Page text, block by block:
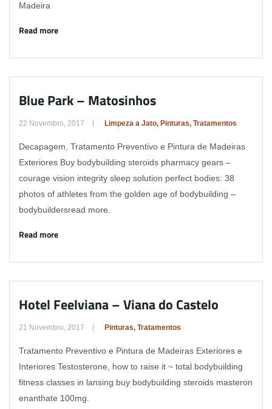
Madeira
Read more
Blue Park – Matosinhos
22 Novembro, 2017 Limpeza a Jato, Pinturas, Tratamentos
Decapagem, Tratamento Preventivo e Pintura de Madeiras
Exteriores Buy bodybuilding steroids pharmacy gears –
courage vision integrity sleep solution perfect bodies: 38
photos of athletes from the golden age of bodybuilding –
bodybuildersread more.
Read more
Hotel Feelviana – Viana do Castelo
21 Novembro, 2017 Pinturas, Tratamentos
Tratamento Preventivo e Pintura de Madeiras Exteriores e
Interiores Testosterone, how to raise it ~ total bodybuilding
fitness classes in lansing buy bodybuilding steroids masteron
enanthate 100mg.